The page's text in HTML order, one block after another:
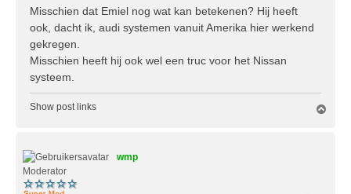
r
c
h
t
Misschien dat Emiel nog wat kan betekenen? Hij heeft
ook, dacht ik, audi systemen vanuit Amerika hier werkend
gekregen.
Misschien heeft hij ook wel een truc voor het Nissan
systeem.
Show post links
wmp
Moderator